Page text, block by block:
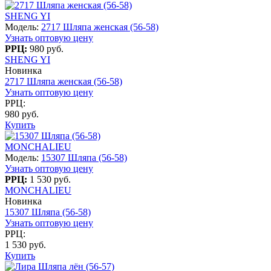
SHENG YI
Модель: 2717 Шляпа женская (56-58)
Узнать оптовую цену
РРЦ: 980 руб.
SHENG YI
Новинка
2717 Шляпа женская (56-58)
Узнать оптовую цену
РРЦ:
980 руб.
Купить
MONCHALIEU
Модель: 15307 Шляпа (56-58)
Узнать оптовую цену
РРЦ: 1 530 руб.
MONCHALIEU
Новинка
15307 Шляпа (56-58)
Узнать оптовую цену
РРЦ:
1 530 руб.
Купить